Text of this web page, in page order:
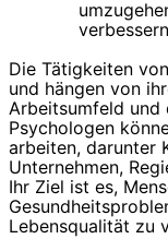
Die Tätigkeiten
und hängen von
Arbeitsumfeld und
Psychologen
arbeiten, darunter
Unternehmen,
Ihr Ziel ist es,
Lebensqualität zu